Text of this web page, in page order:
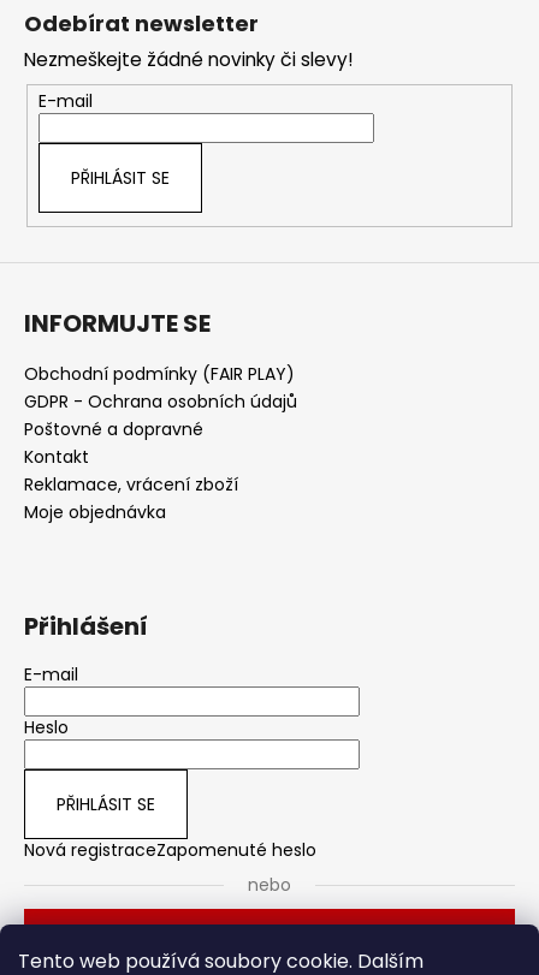
Tento web používá soubory cookie. Dalším
Odebírat newsletter
Nezmeškejte žádné novinky či slevy!
E-mail
PŘIHLÁSIT SE
INFORMUJTE SE
Obchodní podmínky (FAIR PLAY)
GDPR - Ochrana osobních údajů
Poštovné a dopravné
Kontakt
Reklamace, vrácení zboží
Moje objednávka
Přihlášení
E-mail
Heslo
PŘIHLÁSIT SE
Nová registraceZapomenuté heslo
nebo